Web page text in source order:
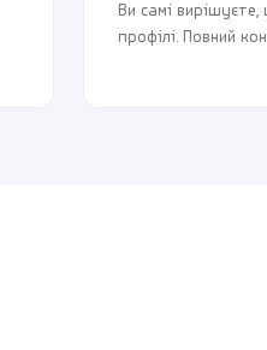
Ви самі
профілі. Повний